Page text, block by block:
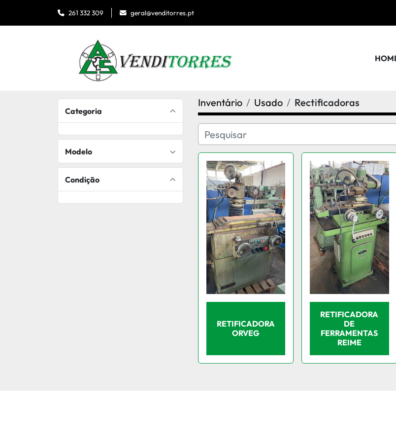
261 332 309 geral@venditorres.pt
Categoria
Modelo
Condição
Inventário Usado Rectificadoras
RETIFICADORA
ORVEG
RETIFICADORA
DE
FERRAMENTAS
REIME